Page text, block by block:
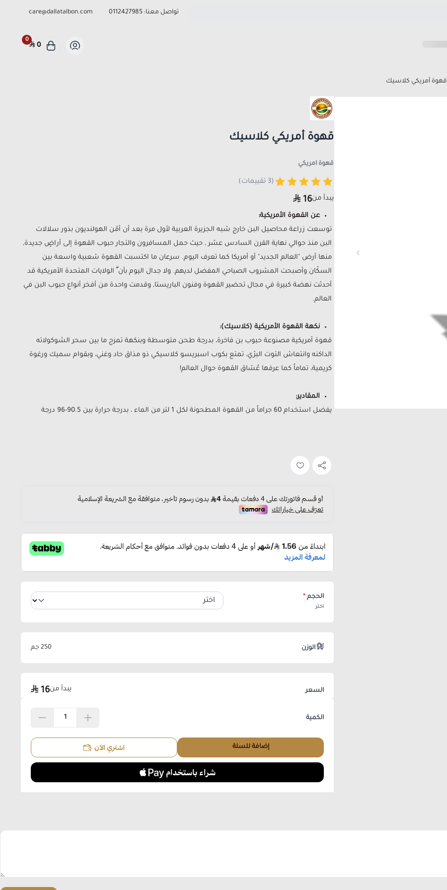
تواصل معنا: 0112427985
care@dallatalbon.com
0
0
قهوة أمريكي كلاسيك
قهوة أمريكي كلاسيك
قهوة امريكي
(3 تقييمات)
يبدأ من16
عن القهوة الأمريكية:
توسعت زراعة محاصيل البن خارج شبه الجزيرة العربية لأول مرة بعد أن أمّن الهولنديون بذور سلالات
البن منذ حوالي نهاية القرن السادس عشر , حيث حمل المسافرون والتجار حبوب القهوة إلى أراضٍ جديدة,
منها أرض "العالم الجديد" أو أمريكا كما تعرف اليوم. سرعان ما اكتسبت القهوة شعبية واسعة بين
السكّان وأصبحت المشروب الصباحي المفضل لديهم. ولا جدال اليوم بأن ّ الولايات المتحدة الأمريكية قد
أحدثت نهضة كبيرة في مجال تحضير القهوة وفنون الباريستا, وقدمت واحدة من أفخر أنواع حبوب البن في
العالم.
نكهة القهوة الأمريكية (كلاسيك):
قهوة أمريكية مصنوعة حبوب بن فاخرة، بدرجة طحن متوسطة وبنكهة تمزج ما بين سحر الشوكولاته
الداكنه وانتعاش التوت البرّي، تمتع بكوب اسبريسو كلاسيكي ذو مذاق حاد وغني، وبقوام سميك ورغوة
كريمية، تماماً كما عرفها عُشاق القهوة حوال العالم!
المقادير:
يفضل استخدام 60 جراماً من القهوة المطحونة لكل 1 لتر من الماء ، بدرجة حرارة بين 90.5-96 درجة
الحجم *
اختر
الوزن 250 جم
السعر يبدأ من16
الكمية
إضافة للسلة اشتري الآن